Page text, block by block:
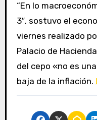
“En lo macroeconómico no estamos en la etapa
3″, sostuvo el
viernes realizado
Palacio de
del cepo «no es
baja de la inflación.